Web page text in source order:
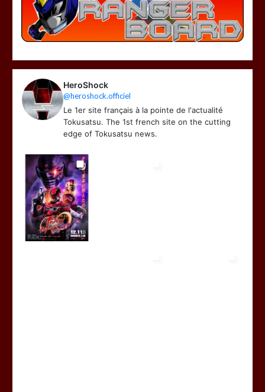
HeroShock
@heroshock.officiel
Le 1er site français à la pointe de l'actualité
Tokusatsu. The 1st french site on the cutting
edge of Tokusatsu news.